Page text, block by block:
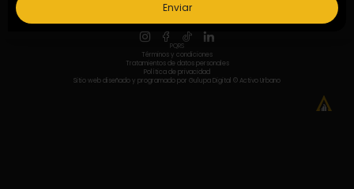
Sitio web diseñado y programado por Gulupa Digital © Activo Urbano
PQRS
Términos y condiciones
Tratamientos de datos personales
Política de privacidad
Enviar